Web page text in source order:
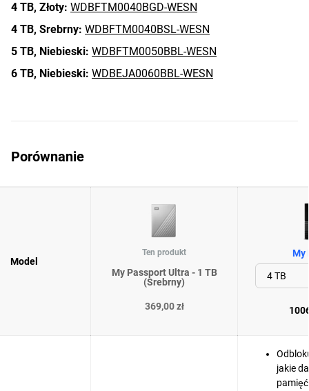
4 TB, Złoty: WDBFTM0040BGD-WESN
4 TB, Srebrny: WDBFTM0040BSL-WESN
5 TB, Niebieski: WDBFTM0050BBL-WESN
6 TB, Niebieski: WDBEJA0060BBL-WESN
Porównanie
Model
Ten produkt
My Passport Ultra - 1 TB
(Srebrny)
369,00 zł
My
jakie